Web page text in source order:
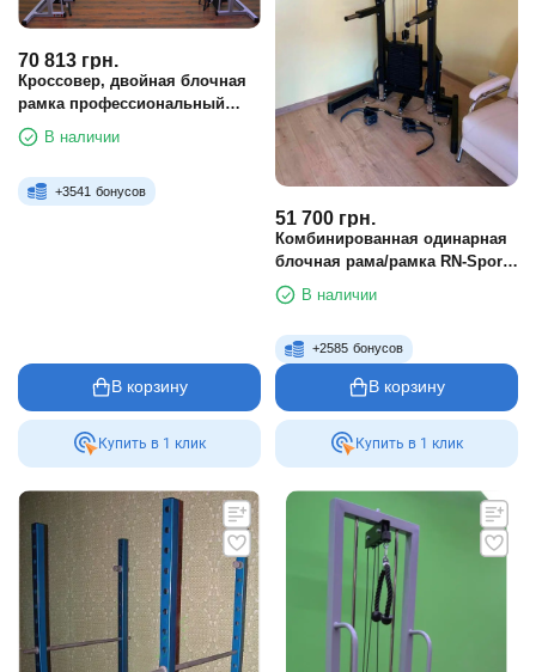
70 813 грн.
Кроссовер, двойная блочная
рамка профессиональный
ПС-42 2х100 кг
В наличии
+3541 бонусов
В корзину
Купить в 1 клик
51 700 грн.
Комбинированная одинарная
блочная рама/рамка RN-Sport
Imperium
В наличии
+2585 бонусов
В корзину
Купить в 1 клик